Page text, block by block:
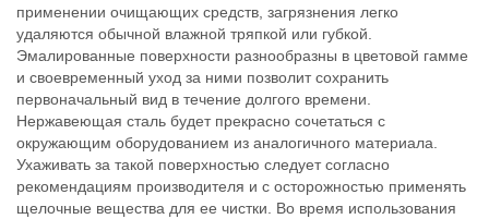
применении очищающих средств, загрязнения легко
удаляются обычной влажной тряпкой или губкой.
Эмалированные поверхности разнообразны в цветовой гамме
и своевременный уход за ними позволит сохранить
первоначальный вид в течение долгого времени.
Нержавеющая сталь будет прекрасно сочетаться с
окружающим оборудованием из аналогичного материала.
Ухаживать за такой поверхностью следует согласно
рекомендациям производителя и с осторожностью применять
щелочные вещества для ее чистки. Во время использования